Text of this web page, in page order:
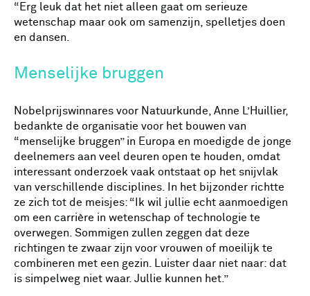
“Erg leuk dat het niet alleen gaat om serieuze
wetenschap maar ook om samenzijn, spelletjes doen
en dansen.
Menselijke bruggen
Nobelprijswinnares voor Natuurkunde, Anne L’Huillier,
bedankte de organisatie voor het bouwen van
“menselijke bruggen” in Europa en moedigde de jonge
deelnemers aan veel deuren open te houden, omdat
interessant onderzoek vaak ontstaat op het snijvlak
van verschillende disciplines. In het bijzonder richtte
ze zich tot de meisjes: “Ik wil jullie echt aanmoedigen
om een carrière in wetenschap of technologie te
overwegen. Sommigen zullen zeggen dat deze
richtingen te zwaar zijn voor vrouwen of moeilijk te
combineren met een gezin. Luister daar niet naar: dat
is simpelweg niet waar. Jullie kunnen het.”